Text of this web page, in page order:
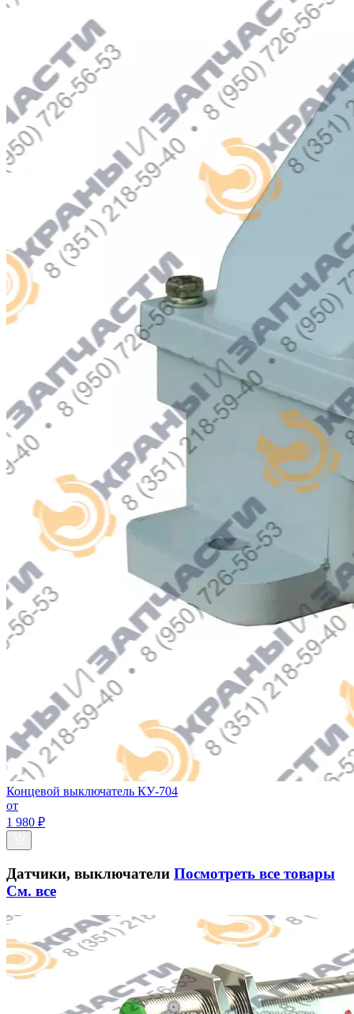
Концевой выключатель КУ-704
от
1 980 ₽
Датчики, выключатели Посмотреть все товары
См. все